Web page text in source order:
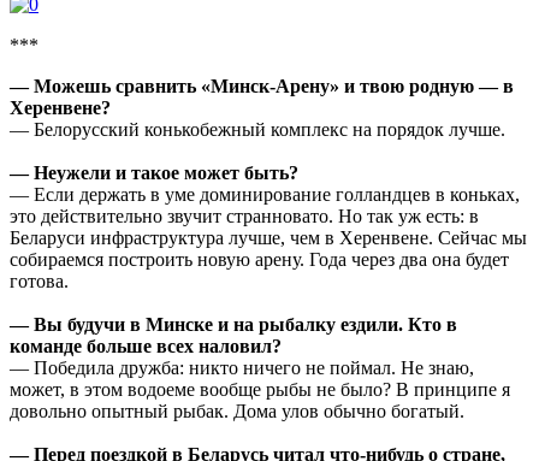
***
— Можешь сравнить «Минск-Арену» и твою родную — в
Херенвене?
— Белорусский конькобежный комплекс на порядок лучше.
— Неужели и такое может быть?
— Если держать в уме доминирование голландцев в коньках,
это действительно звучит странновато. Но так уж есть: в
Беларуси инфраструктура лучше, чем в Херенвене. Сейчас мы
собираемся построить новую арену. Года через два она будет
готова.
— Вы будучи в Минске и на рыбалку ездили. Кто в
команде больше всех наловил?
— Победила дружба: никто ничего не поймал. Не знаю,
может, в этом водоеме вообще рыбы не было? В принципе я
довольно опытный рыбак. Дома улов обычно богатый.
— Перед поездкой в Беларусь читал что-нибудь о стране,